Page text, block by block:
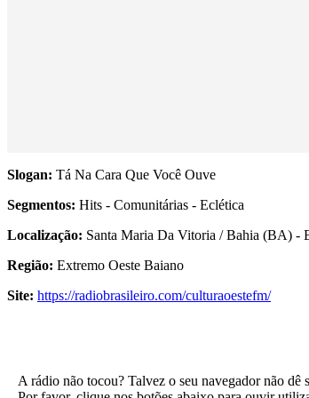
Slogan: Tá Na Cara Que Você Ouve
Segmentos: Hits - Comunitárias - Eclética
Localização: Santa Maria Da Vitoria / Bahia (BA) -
Região: Extremo Oeste Baiano
Site: https://radiobrasileiro.com/culturaoestefm/
A rádio não tocou? Talvez o seu navegador não dê